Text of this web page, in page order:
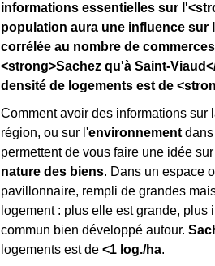
informations essentielles sur
population aura une influence sur
corrélée au nombre de
<strong>Sachez qu'à Saint-
densité de logements est de
Comment avoir des informations sur
région, ou sur l'environnement
permettent de vous faire une idée
nature des biens. Dans un espace
pavillonnaire, rempli de grandes
logement : plus elle est grande,
commun bien développé autour.
logements est de <1 log./ha.